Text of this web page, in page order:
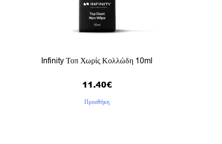
Infinity Τοπ Χωρίς Κολλώδη 10ml
11.40€
Προσθήκη